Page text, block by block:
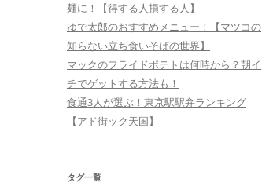
麺に！【得する人損する人】
ゆで太郎のおすすめメニュー！【マツコの
知らない立ち食いそばの世界】
マックのフライドポテトは何時から？朝イ
チでゲットする方法も！
食通3人が選ぶ！東京駅駅弁ランキング
【アド街ック天国】
タグ一覧